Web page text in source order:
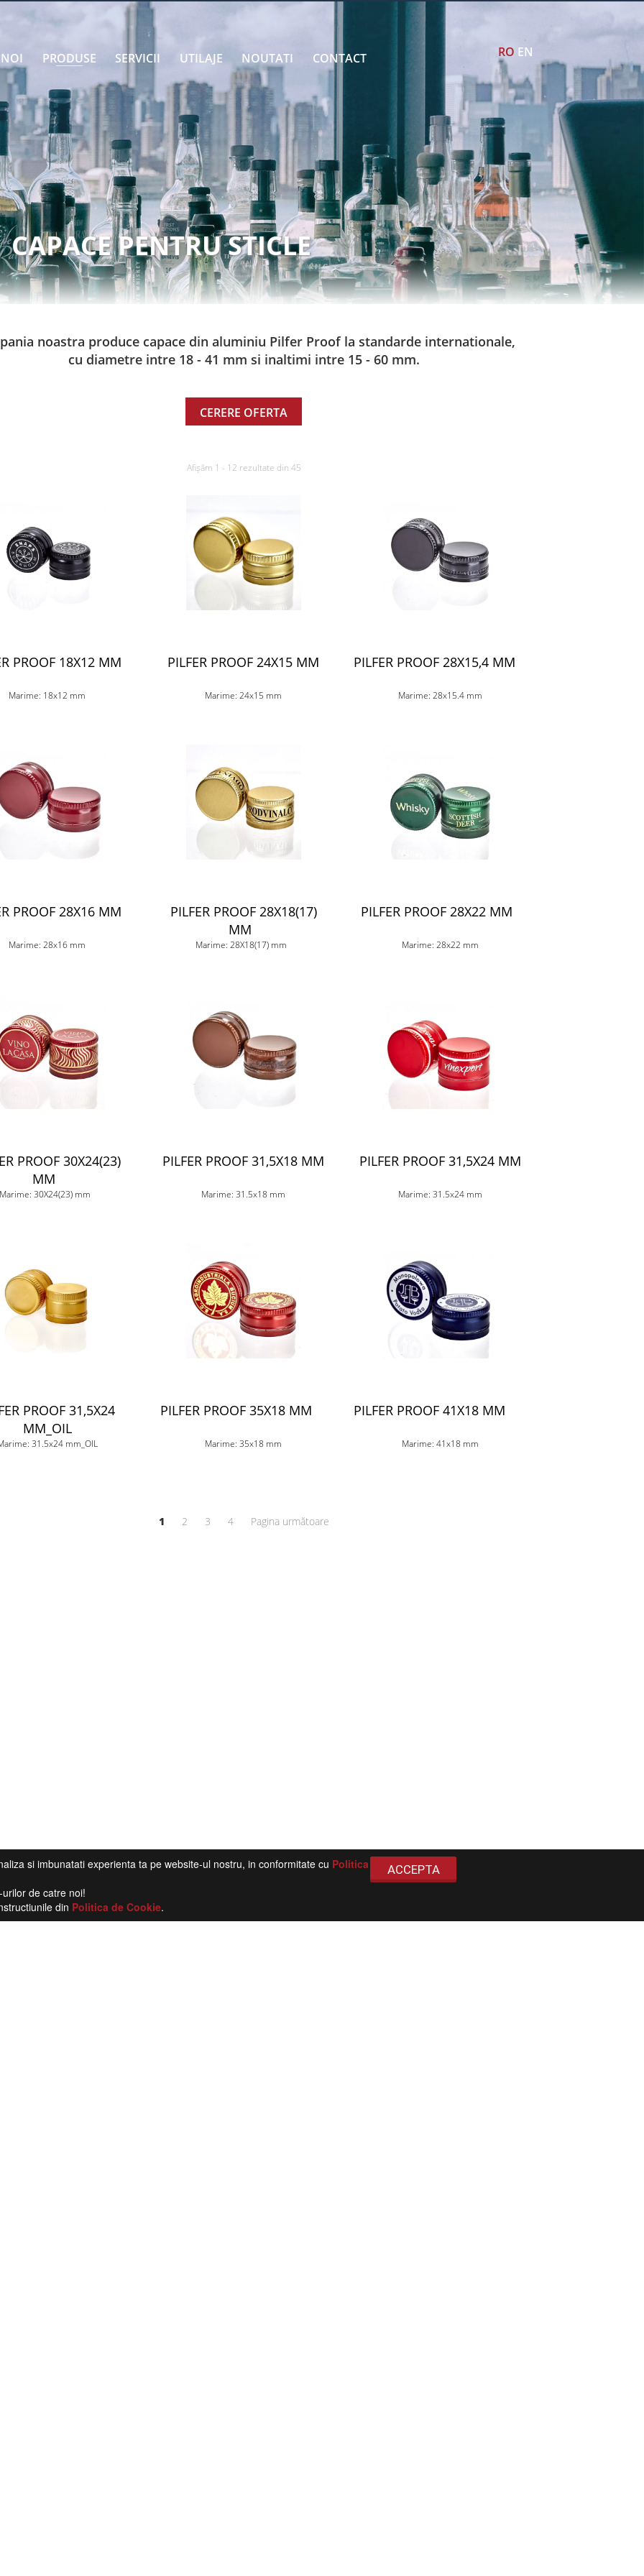
NOI PRODUSE SERVICII UTILAJE NOUTATI CONTACT RO EN
CAPACE PENTRU STICLE
noastra produce capace din aluminiu Pilfer Proof la standarde internationale,
cu diametre intre 18 - 41 mm si inaltimi intre 15 - 60 mm.
CERERE OFERTA
Afișăm 1 - 12 rezultate din 45
PROOF 18X12 MM
Marime: 18x12 mm
PILFER PROOF 24X15 MM
Marime: 24x15 mm
PILFER PROOF 28X15,4 MM
Marime: 28x15.4 mm
PROOF 28X16 MM
Marime: 28x16 mm
PILFER PROOF 28X18(17)
MM
Marime: 28X18(17) mm
PILFER PROOF 28X22 MM
Marime: 28x22 mm
PROOF 30X24(23)
MM
Marime: 30X24(23) mm
PILFER PROOF 31,5X18 MM
Marime: 31.5x18 mm
PILFER PROOF 31,5X24 MM
Marime: 31.5x24 mm
PROOF 31,5X24
MM_OIL
31.5x24 mm_OIL
PILFER PROOF 35X18 MM
Marime: 35x18 mm
PILFER PROOF 41X18 MM
Marime: 41x18 mm
1 2 3 4 Pagina următoare
si imbunatati experienta ta pe website-ul nostru, in conformitate cu Politica
de catre noi!
din Politica de Cookie.
ACCEPTA